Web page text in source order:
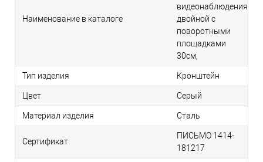
Наименование в каталоге
видеонаблюдения
двойной с
поворотными
площадками
30см,
Тип изделия Кронштейн
Цвет Серый
Материал изделия Сталь
Сертификат
ПИСЬМО 1414-
181217